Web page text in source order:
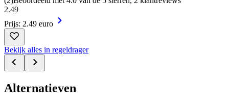
2.49
Prijs: 2.49 euro
Bekijk alles in regeldrager
Alternatieven